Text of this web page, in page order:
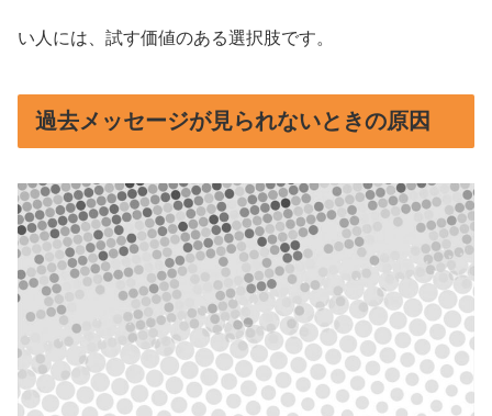
い人には、試す価値のある選択肢です。
過去メッセージが見られないときの原因